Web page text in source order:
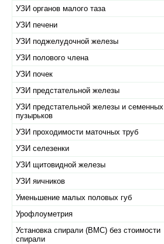
УЗИ органов малого таза
УЗИ печени
УЗИ поджелудочной железы
УЗИ полового члена
УЗИ почек
УЗИ предстательной железы
УЗИ предстательной железы и семенных
пузырьков
УЗИ проходимости маточных труб
УЗИ селезенки
УЗИ щитовидной железы
УЗИ яичников
Уменьшение малых половых губ
Урофлоуметрия
Установка спирали (ВМС) без стоимости
спирали